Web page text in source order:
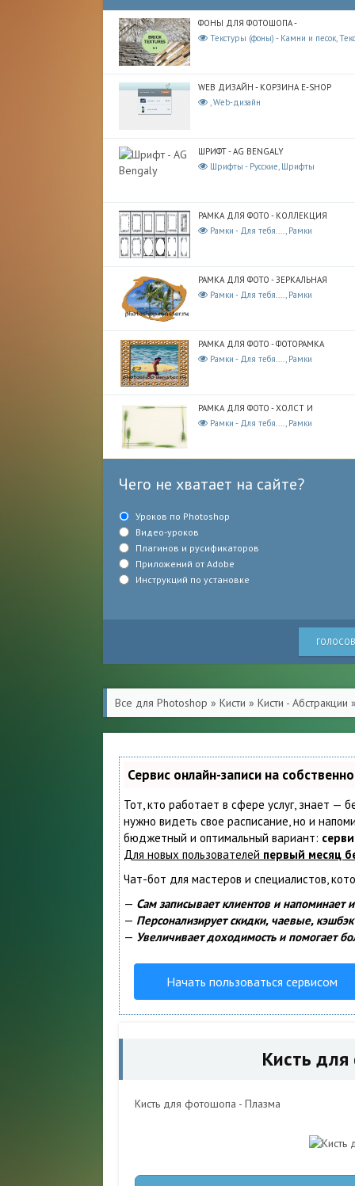
ФОНЫ ДЛЯ ФОТОШОПА -
Текстуры (фоны) - Камни и песок,
WEB ДИЗАЙН - КОРЗИНА E-SHOP
, Web-дизайн
ШРИФТ - AG BENGALY
Шрифты - Русские, Шрифты
РАМКА ДЛЯ ФОТО - КОЛЛЕКЦИЯ
Рамки - Для тебя...., Рамки
РАМКА ДЛЯ ФОТО - ЗЕРКАЛЬНАЯ
Рамки - Для тебя...., Рамки
РАМКА ДЛЯ ФОТО - ФОТОРАМКА
Рамки - Для тебя...., Рамки
РАМКА ДЛЯ ФОТО - ХОЛСТ И
Рамки - Для тебя...., Рамки
Чего не хватает на сайте?
Уроков по Photoshop
Видео-уроков
Плагинов и русификаторов
Приложений от Adobe
Инструкций по установке
Все для Photoshop » Кисти » Кисти - Абстракции
Сервис онлайн-записи на
Тот, кто работает в сфере услуг, знает —
нужно видеть свое расписание, но и
бюджетный и оптимальный вариант:
Для новых пользователей первый месяц
Чат-бот для мастеров и специалистов,
— Сам записывает клиентов и напоминает
— Персонализирует скидки, чаевые,
— Увеличивает доходимость и помогает
Начать пользоваться сервисом
Кисть
Кисть для фотошопа - Плазма